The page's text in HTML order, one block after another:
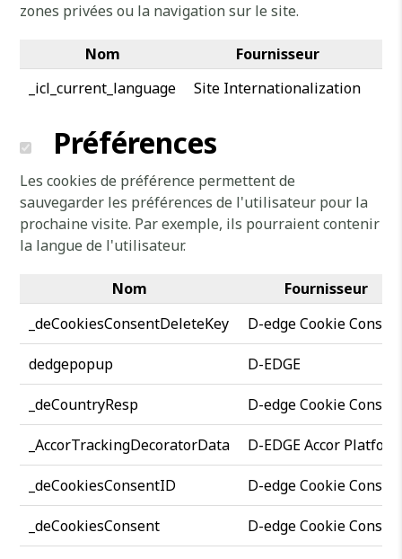
zones privées ou la navigation sur le site.
Nom Fournisseur
_icl_current_language
Site Internationalization
Préférences
Les cookies de préférence permettent de
sauvegarder les préférences de l'utilisateur pour la
prochaine visite. Par exemple, ils pourraient contenir
la langue de l'utilisateur.
Nom
Fournisseur
_deCookiesConsentDeleteKey
D-edge Cookie
dedgepopup D-EDGE
_deCountryResp D-edge Cookie
_AccorTrackingDecoratorData D-EDGE Accor
_deCookiesConsentID D-edge Cookie
_deCookiesConsent D-edge Cookie